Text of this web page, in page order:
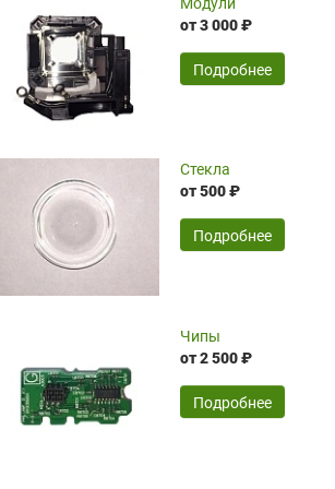
ожидания поставки из-за границы.
Компания Hiteklamp помогла избежать
временные затраты по достаточно
оптимизированной стоимости, чему
чрезмерно благодарны!)))
SERGEY FOURSOV,24.04.2026
широкий ассортимент ламп, как оригиналов,
так и аналогов.Быстрое оформление и
передача в доставку, приемлемые цены. Мне
понравилось.
Читать полностью
16.04.2026
от 3 000 ₽
Подробнее
Стекла
от 500 ₽
Подробнее
Чипы
от 2 500 ₽
Подробнее